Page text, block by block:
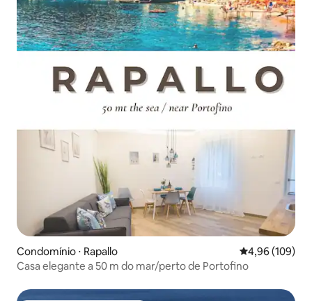
Condomínio ⋅ Rapallo 4,96 de uma
4,96 (109)
Casa elegante a 50 m do mar/perto de Portofino